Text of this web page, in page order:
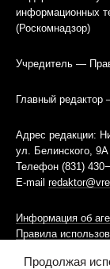
информационных
(Роскомнадзор)
Учредитель —
Главный
Адрес редакции:
ул. Белинского, 9А
Телефон (831)
E-mail
Информация об
Правила
Продолжая